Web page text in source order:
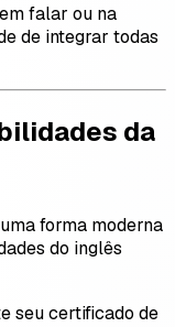
falar ou na
de integrar todas
da
forma moderna
do inglês
seu certificado de